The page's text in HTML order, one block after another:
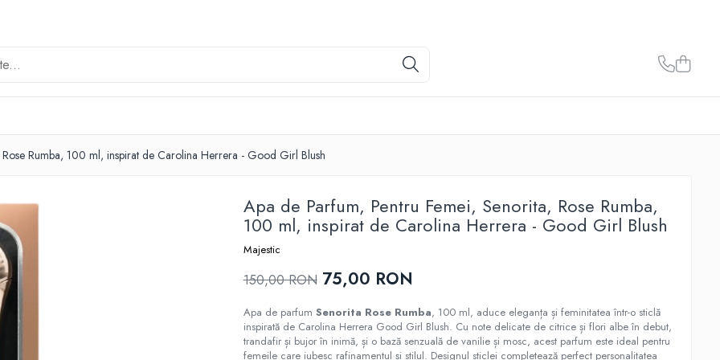
Rumba, 100 ml, inspirat de Carolina Herrera - Good Girl Blush
Apa de Parfum, Pentru Femei, Senorita, Rose Rumba,
100 ml, inspirat de Carolina Herrera - Good Girl Blush
Majestic
150,00 RON 75,00 RON
Apa de parfum Senorita Rose Rumba, 100 ml, aduce eleganța și feminitatea într-o sticlă
inspirată de Carolina Herrera Good Girl Blush. Cu note delicate de citrice și flori albe în debut,
trandafir și bujor în inimă, și o bază senzuală de vanilie și mosc, acest parfum este ideal pentru
femeile care iubesc rafinamentul și stilul. Designul sticlei completează perfect personalitatea